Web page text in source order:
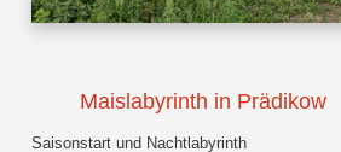
Maislabyrinth in Prädikow
Saisonstart und Nachtlabyrinth